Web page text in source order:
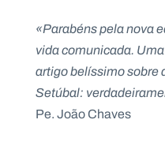
«Parabéns pela nova
vida comunicada.
artigo belíssimo sobre
Setúbal:
Pe. João Chaves